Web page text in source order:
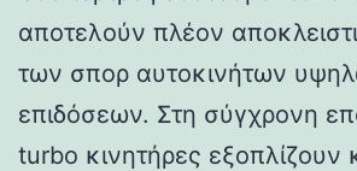
αποτελούν πλέον
των σπορ αυτοκινήτων
επιδόσεων. Στη σύγχρονη
turbo κινητήρες εξοπλίζουν